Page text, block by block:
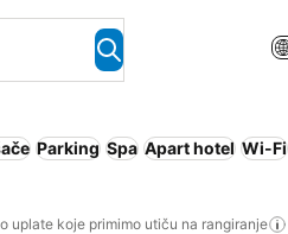
Parking Spa Apart hotel Wi-Fi
uplate koje primimo utiču na rangiranje